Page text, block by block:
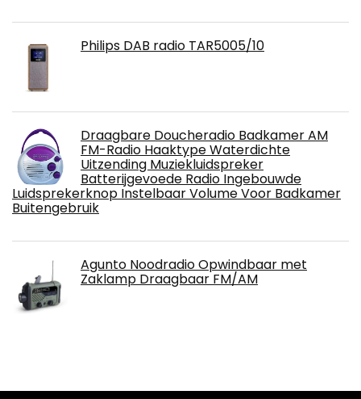
Philips DAB radio TAR5005/10
Draagbare Doucheradio Badkamer AM
FM-Radio Haaktype Waterdichte
Uitzending Muziekluidspreker
Batterijgevoede Radio Ingebouwde
Luidsprekerknop Instelbaar Volume Voor Badkamer
Buitengebruik
Agunto Noodradio Opwindbaar met
Zaklamp Draagbaar FM/AM